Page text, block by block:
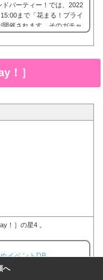
ドパーティー！では、2022
まで「花まる！プライ
催されます。そのガチャ
の問題わかるかな？］。
プ/クリックで画像拡大可
！］
！］の星4 。
イベントDB
birthda
へ